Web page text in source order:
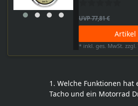
UVP 77,81 €
Artikel
* inkl. ges. MwSt. zzgl.
1. Welche Funktionen hat
Tacho und ein Motorrad